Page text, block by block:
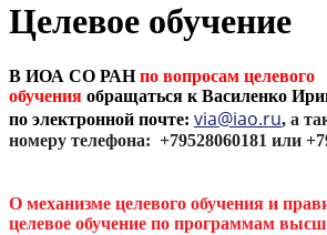
Целевое обучение
В ИОА СО РАНпо вопросам целевого
обучения обращаться к Василенко
по электронной почте: via@iao.ru, а
номеру телефона: +79528060181 или
О механизме целевого обучения и
целевое обучение по программам